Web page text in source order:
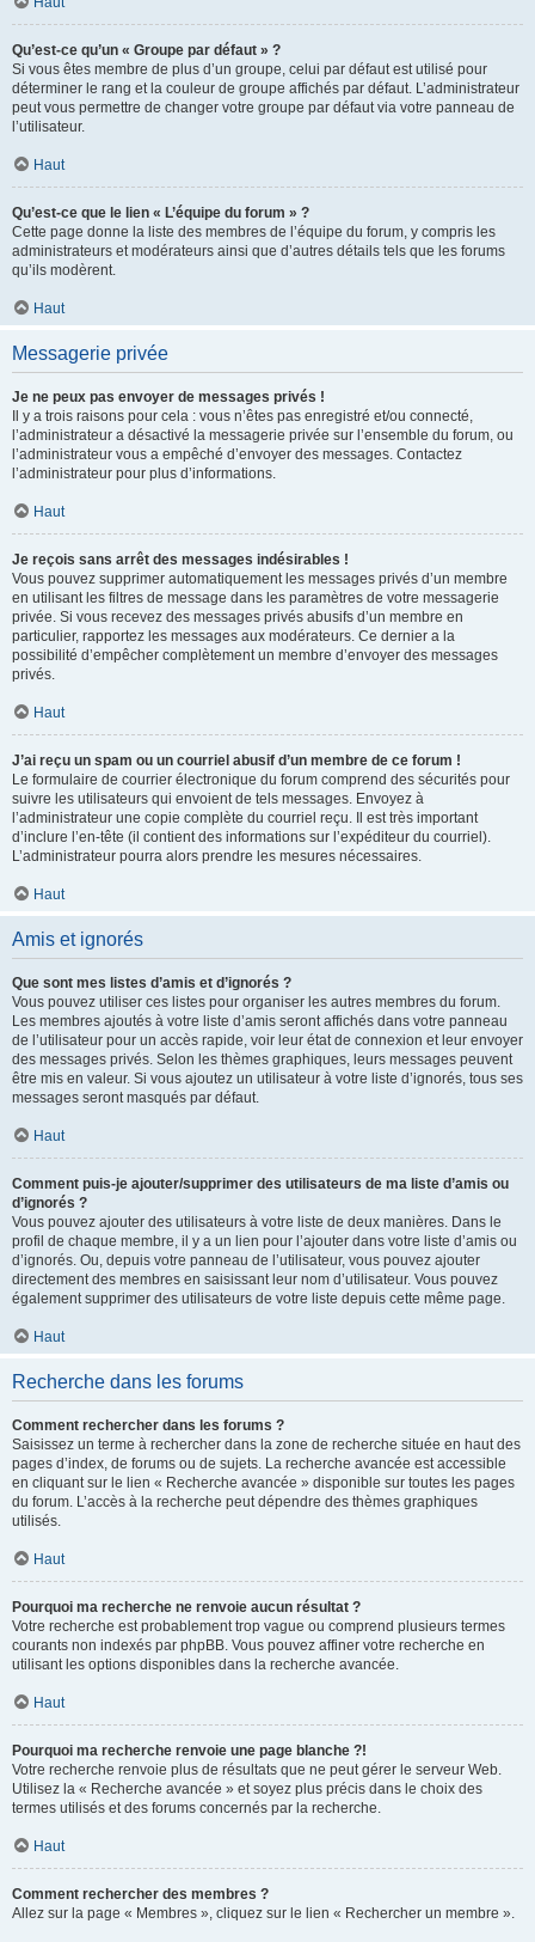
Qu’est-ce qu’un « Groupe par défaut » ?
Si vous êtes membre de plus d’un groupe, celui par défaut est utilisé pour
déterminer le rang et la couleur de groupe affichés par défaut. L’administrateur
peut vous permettre de changer votre groupe par défaut via votre panneau de
l’utilisateur.
Haut
Qu’est-ce que le lien « L’équipe du forum » ?
Cette page donne la liste des membres de l’équipe du forum, y compris les
administrateurs et modérateurs ainsi que d’autres détails tels que les forums
qu’ils modèrent.
Haut
Messagerie privée
Je ne peux pas envoyer de messages privés !
Il y a trois raisons pour cela : vous n’êtes pas enregistré et/ou connecté,
l’administrateur a désactivé la messagerie privée sur l’ensemble du forum, ou
l’administrateur vous a empêché d’envoyer des messages. Contactez
l’administrateur pour plus d’informations.
Haut
Je reçois sans arrêt des messages indésirables !
Vous pouvez supprimer automatiquement les messages privés d’un membre
en utilisant les filtres de message dans les paramètres de votre messagerie
privée. Si vous recevez des messages privés abusifs d’un membre en
particulier, rapportez les messages aux modérateurs. Ce dernier a la
possibilité d’empêcher complètement un membre d’envoyer des messages
privés.
Haut
J’ai reçu un spam ou un courriel abusif d’un membre de ce forum !
Le formulaire de courrier électronique du forum comprend des sécurités pour
suivre les utilisateurs qui envoient de tels messages. Envoyez à
l’administrateur une copie complète du courriel reçu. Il est très important
d’inclure l’en-tête (il contient des informations sur l’expéditeur du courriel).
L’administrateur pourra alors prendre les mesures nécessaires.
Haut
Amis et ignorés
Que sont mes listes d’amis et d’ignorés ?
Vous pouvez utiliser ces listes pour organiser les autres membres du forum.
Les membres ajoutés à votre liste d’amis seront affichés dans votre panneau
de l’utilisateur pour un accès rapide, voir leur état de connexion et leur envoyer
des messages privés. Selon les thèmes graphiques, leurs messages peuvent
être mis en valeur. Si vous ajoutez un utilisateur à votre liste d’ignorés, tous ses
messages seront masqués par défaut.
Haut
Comment puis-je ajouter/supprimer des utilisateurs de ma liste d’amis ou
d’ignorés ?
Vous pouvez ajouter des utilisateurs à votre liste de deux manières. Dans le
profil de chaque membre, il y a un lien pour l’ajouter dans votre liste d’amis ou
d’ignorés. Ou, depuis votre panneau de l’utilisateur, vous pouvez ajouter
directement des membres en saisissant leur nom d’utilisateur. Vous pouvez
également supprimer des utilisateurs de votre liste depuis cette même page.
Haut
Recherche dans les forums
Comment rechercher dans les forums ?
Saisissez un terme à rechercher dans la zone de recherche située en haut des
pages d’index, de forums ou de sujets. La recherche avancée est accessible
en cliquant sur le lien « Recherche avancée » disponible sur toutes les pages
du forum. L’accès à la recherche peut dépendre des thèmes graphiques
utilisés.
Haut
Pourquoi ma recherche ne renvoie aucun résultat ?
Votre recherche est probablement trop vague ou comprend plusieurs termes
courants non indexés par phpBB. Vous pouvez affiner votre recherche en
utilisant les options disponibles dans la recherche avancée.
Haut
Pourquoi ma recherche renvoie une page blanche ?!
Votre recherche renvoie plus de résultats que ne peut gérer le serveur Web.
Utilisez la « Recherche avancée » et soyez plus précis dans le choix des
termes utilisés et des forums concernés par la recherche.
Haut
Comment rechercher des membres ?
Allez sur la page « Membres », cliquez sur le lien « Rechercher un membre ».